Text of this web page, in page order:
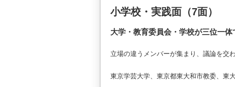
小学校・実践面（7面）
大学・教育委員会・学校が三位一体
立場の違うメンバーが集まり、議論を交
東京学芸大学、東京都東大和市教委、東